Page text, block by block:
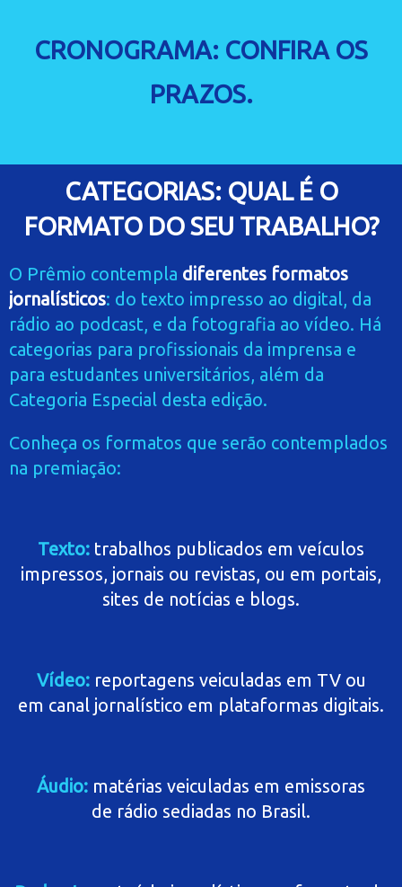
CRONOGRAMA: CONFIRA OS
PRAZOS.
CATEGORIAS: QUAL É O
FORMATO DO SEU TRABALHO?
O Prêmio contempla diferentes formatos
jornalísticos: do texto impresso ao digital, da
rádio ao podcast, e da fotografia ao vídeo. Há
categorias para profissionais da imprensa e
para estudantes universitários, além da
Categoria Especial desta edição.
Conheça os formatos que serão contemplados
na premiação:
Texto: trabalhos publicados em veículos
impressos, jornais ou revistas, ou em portais,
sites de notícias e blogs.
Vídeo: reportagens veiculadas em TV ou
em canal jornalístico em plataformas digitais.
Áudio: matérias veiculadas em emissoras
de rádio sediadas no Brasil.